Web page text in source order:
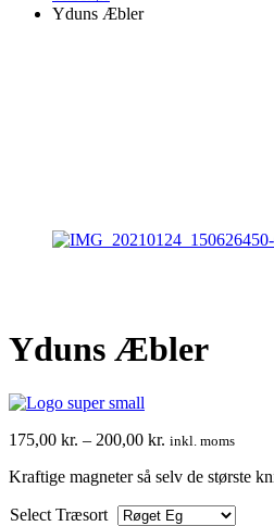
Yduns Æbler
Yduns Æbler
175,00 kr. – 200,00 kr. Prisinterval:
til
inkl. moms
Kraftige magneter så selv de største
Select Træsort